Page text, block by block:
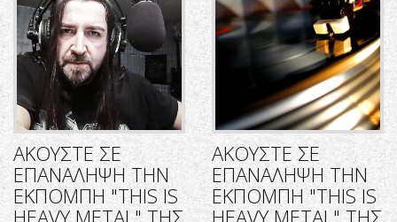
ΑΚΟΥΣΤΕ ΣΕ
ΕΠΑΝΑΛΗΨΗ ΤΗΝ
ΕΚΠΟΜΠΗ "THIS IS
HEAVY METAL" ΤΗΣ
ΑΚΟΥΣΤΕ ΣΕ
ΕΠΑΝΑΛΗΨΗ ΤΗΝ
ΕΚΠΟΜΠΗ "THIS IS
HEAVY METAL" ΤΗΣ